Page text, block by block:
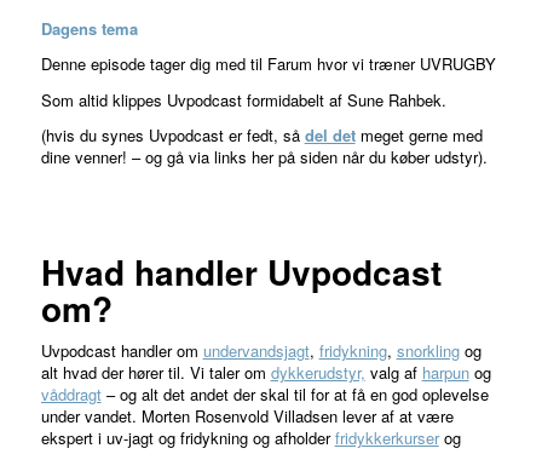
Dagens tema
Denne episode tager dig med til Farum hvor vi træner UVRUGBY
Som altid klippes Uvpodcast formidabelt af Sune Rahbek.
(hvis du synes Uvpodcast er fedt, så del detmeget gerne med
dine venner! – og gå via links her på siden når du køber udstyr).
Hvad handler Uvpodcast
om?
Uvpodcast handler om undervandsjagt, fridykning, snorklingog
alt hvad der hører til. Vi taler om dykkerudstyr, valg af harpunog
våddragt– og alt det andet der skal til for at få en god oplevelse
under vandet. Morten Rosenvold Villadsen lever af at være
ekspert i uv-jagt og fridykning og afholderfridykkerkurserog